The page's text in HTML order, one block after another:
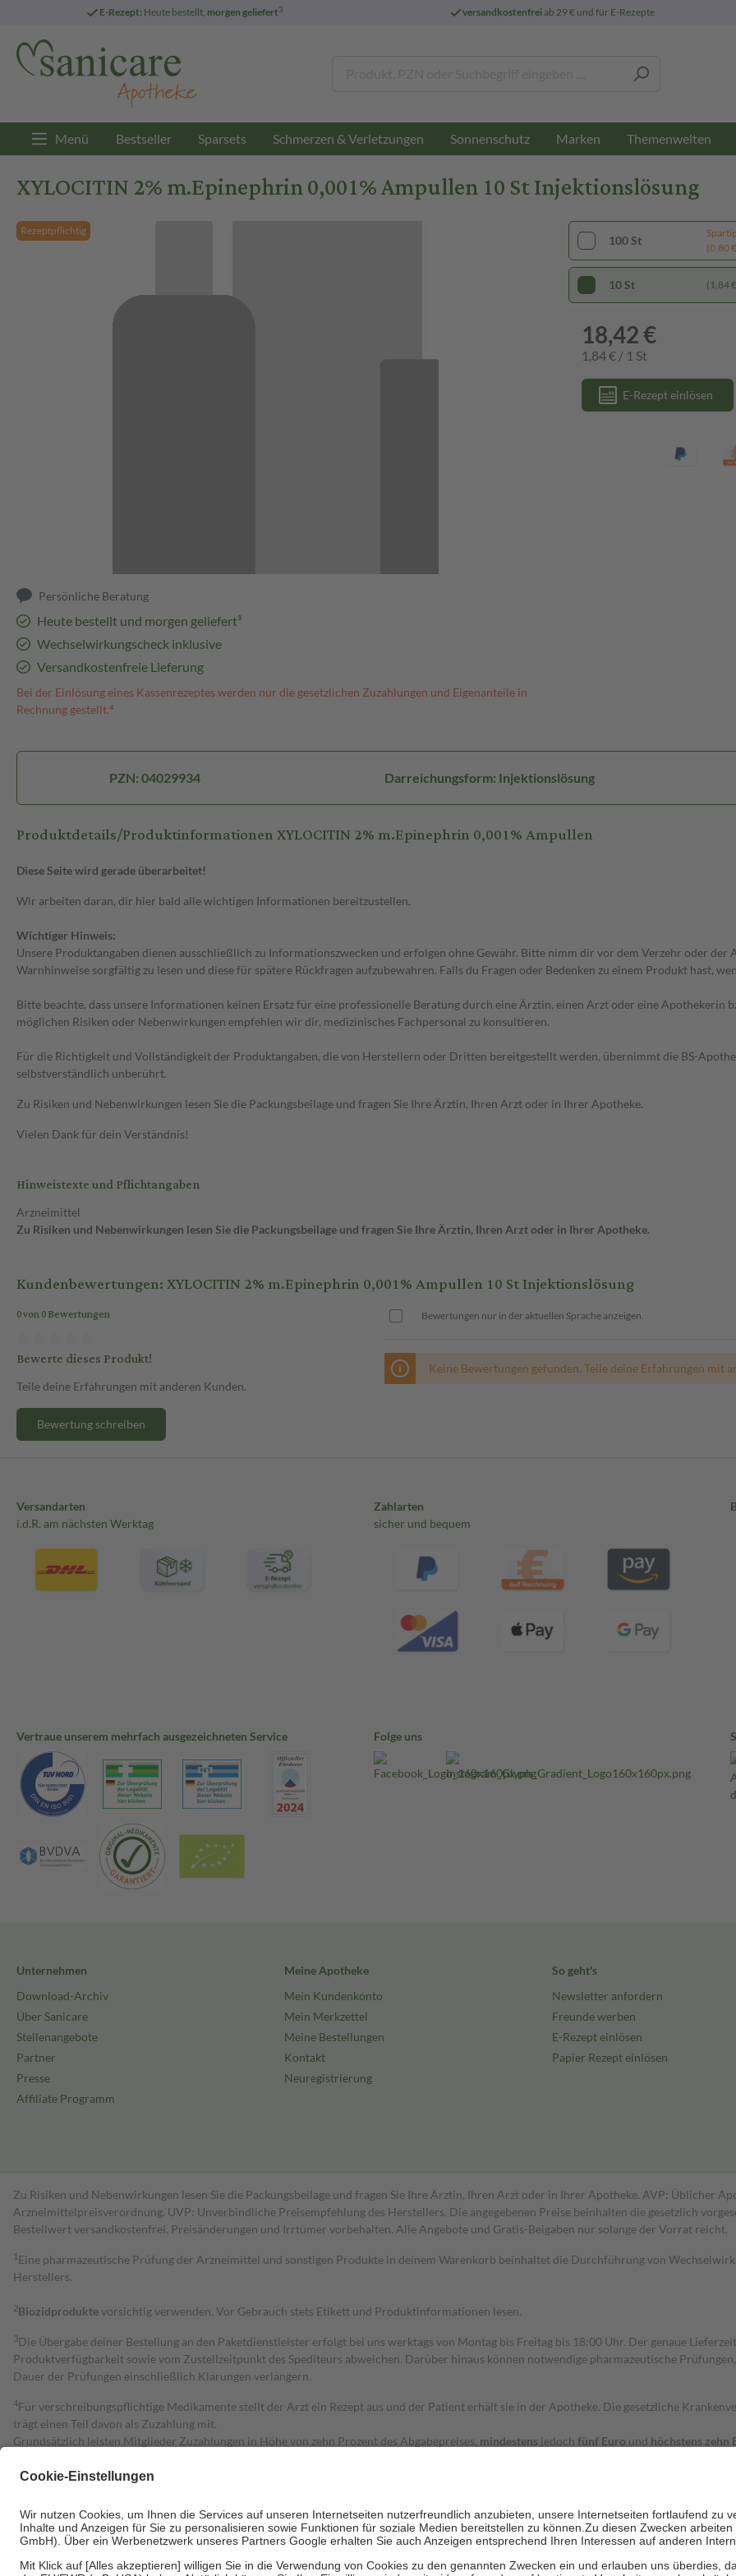
E-Rezept: Heute bestellt, morgen geliefert3 versandkostenfreiab 29 € und für E-Rezepte
Menü Bestseller Sparsets Schmerzen & Verletzungen Sonnenschutz Marken Themenwelten
XYLOCITIN 2% m.Epinephrin 0,001% Ampullen 10 St Injektionslösung
Rezeptpflichtig
Persönliche Beratung
Heute bestellt und morgen geliefert³
Wechselwirkungscheck inklusive
Versandkostenfreie Lieferung
Bei der Einlösung eines Kassenrezeptes werden nur die gesetzlichen Zuzahlungen und Eigenanteile in
Rechnung gestellt.⁴
100 St
(0,80
10 St (1,84
18,42 €
1,84 € / 1 St
E-Rezept einlösen
PZN: 04029934 Darreichungsform: Injektionslösung
Produktdetails/Produktinformationen XYLOCITIN 2% m.Epinephrin 0,001% Ampullen
Diese Seite wird gerade überarbeitet!
Wir arbeiten daran, dir hier bald alle wichtigen Informationen bereitzustellen.
Wichtiger Hinweis:
Unsere Produktangaben dienen ausschließlich zu Informationszwecken und erfolgen ohne Gewähr. Bitte nimm dir vor dem Verzehr oder
Warnhinweise sorgfältig zu lesen und diese für spätere Rückfragen aufzubewahren. Falls du Fragen oder Bedenken zu einem Produkt hast,
Bitte beachte, dass unsere Informationen keinen Ersatz für eine professionelle Beratung durch eine Ärztin, einen Arzt oder eine Apothekerin
möglichen Risiken oder Nebenwirkungen empfehlen wir dir, medizinisches Fachpersonal zu konsultieren.
Für die Richtigkeit und Vollständigkeit der Produktangaben, die von Herstellern oder Dritten bereitgestellt werden, übernimmt die BS-
selbstverständlich unberührt.
Zu Risiken und Nebenwirkungen lesen Sie die Packungsbeilage und fragen Sie Ihre Ärztin, Ihren Arzt oder in Ihrer Apotheke.
Vielen Dank für dein Verständnis!
Hinweistexte und Pflichtangaben
Arzneimittel
Zu Risiken und Nebenwirkungen lesen Sie die Packungsbeilage und fragen Sie Ihre Ärztin, Ihren Arzt oder in Ihrer Apotheke.
Kundenbewertungen: XYLOCITIN 2% m.Epinephrin 0,001% Ampullen 10 St Injektionslösung
0 von 0 Bewertungen
Bewerte dieses Produkt!
Teile deine Erfahrungen mit anderen Kunden.
Bewertung schreiben
Bewertungen nur in der aktuellen Sprache anzeigen.
Keine Bewertungen gefunden. Teile deine Erfahrungen mit
Versandarten
i.d.R. am nächsten Werktag
Zahlarten
sicher und bequem
Vertraue unserem mehrfach ausgezeichneten Service Folge uns
Unternehmen
Download-Archiv
Über Sanicare
Stellenangebote
Partner
Presse
Affiliate Programm
Meine Apotheke
Mein Kundenkonto
Mein Merkzettel
Meine Bestellungen
Kontakt
Neuregistrierung
So geht's
Newsletter anfordern
Freunde werben
E-Rezept einlösen
Papier Rezept einlösen
Zu Risiken und Nebenwirkungen lesen Sie die Packungsbeilage und fragen Sie Ihre Ärztin, Ihren Arzt oder in Ihrer Apotheke. AVP: Üblicher
Arzneimittelpreisverordnung. UVP: Unverbindliche Preisempfehlung des Herstellers. Die angegebenen Preise beinhalten die gesetzlich
Bestell­wert versand­kosten­frei. Preisänderungen und Irrtümer vorbehalten. Alle Angebote und Gratis-Beigaben nur solange der Vorrat reicht.
1 Eine pharmazeutische Prüfung der Arzneimittel und sonstigen Produkte in deinem Warenkorb beinhaltet die Durchführung von
Herstellers.
2Biozidproduktevorsichtig verwenden. Vor Gebrauch stets Etikett und Produktinformationen lesen.
3Die Übergabe deiner Bestellung an den Paketdienstleister erfolgt bei uns werktags von Montag bis Freitag bis 18:00 Uhr. Der genaue
Produktverfügbarkeit sowie vom Zustellzeitpunkt des Spediteurs abweichen. Darüber hinaus können notwendige pharmazeutische
Dauer der Prüfungen einschließlich Klärungen verlängern.
4Für verschreibungspflichtige Medikamente stellt der Arzt ein Rezept aus und der Patient erhält sie in der Apotheke. Die gesetzliche
trägt einen Teil davon als Zuzahlung mit.
Grundsätzlich leisten Mitglieder Zuzahlungen in Höhe von zehn Prozent des Abgabepreises, mindestens jedoch fünf Euro und höchstens zehn
Diese Regeln gelten grundsätzlich auch für Online-Apotheken.
Um das Engagement der Versicherten für ihre eigene Gesundheit zu stärken und die besondere Stellung der Familie zu unterstützen, fallen
• Kindern und Jugendlichen bis zum vollendeten 18. Lebensjahr mit Ausnahme der Fahrkosten
• Untersuchungen zur Vorsorge und Früherkennung, die von der GKV getragen werden
• empfohlenen Schutzimpfungen